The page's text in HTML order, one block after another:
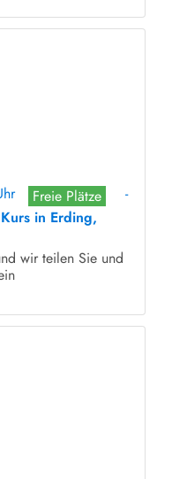
Freie Plätze
-
in Erding,
wir teilen Sie und